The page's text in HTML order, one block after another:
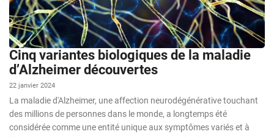
Cinq variantes biologiques de la maladie
d’Alzheimer découvertes
22 janvier 2024
La maladie d'Alzheimer, une affection neurodégénérative touchant
des millions de personnes dans le monde, a longtemps été
considérée comme une entité unique aux symptômes variés et à